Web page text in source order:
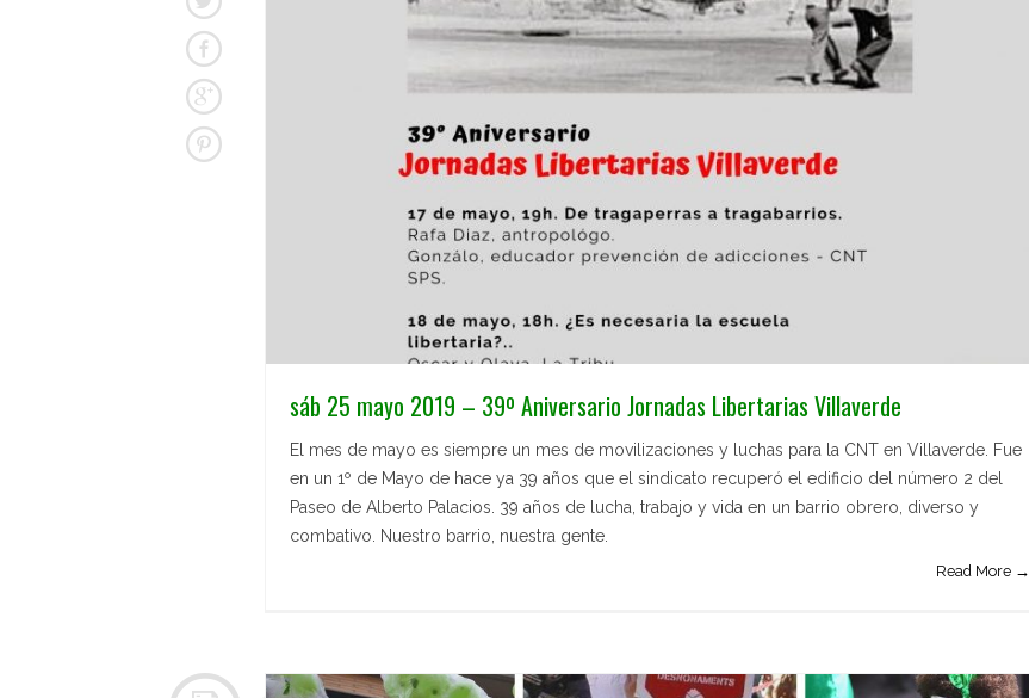
sáb 25 mayo 2019 – 39º Aniversario Jornadas Libertarias Villaverde
El mes de mayo es siempre un mes de movilizaciones y luchas para la CNT en Villaverde. Fue
en un 1º de Mayo de hace ya 39 años que el sindicato recuperó el edificio del número 2 del
Paseo de Alberto Palacios. 39 años de lucha, trabajo y vida en un barrio obrero, diverso y
combativo. Nuestro barrio, nuestra gente.
Read More →